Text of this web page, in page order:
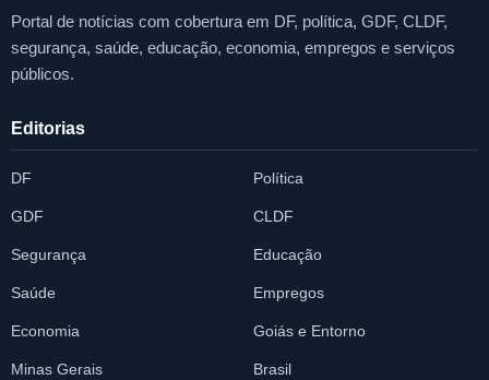
Portal de notícias com cobertura em DF, política, GDF, CLDF,
segurança, saúde, educação, economia, empregos e serviços
públicos.
Editorias
DF Política
GDF CLDF
Segurança Educação
Saúde Empregos
Economia Goiás e Entorno
Minas Gerais Brasil